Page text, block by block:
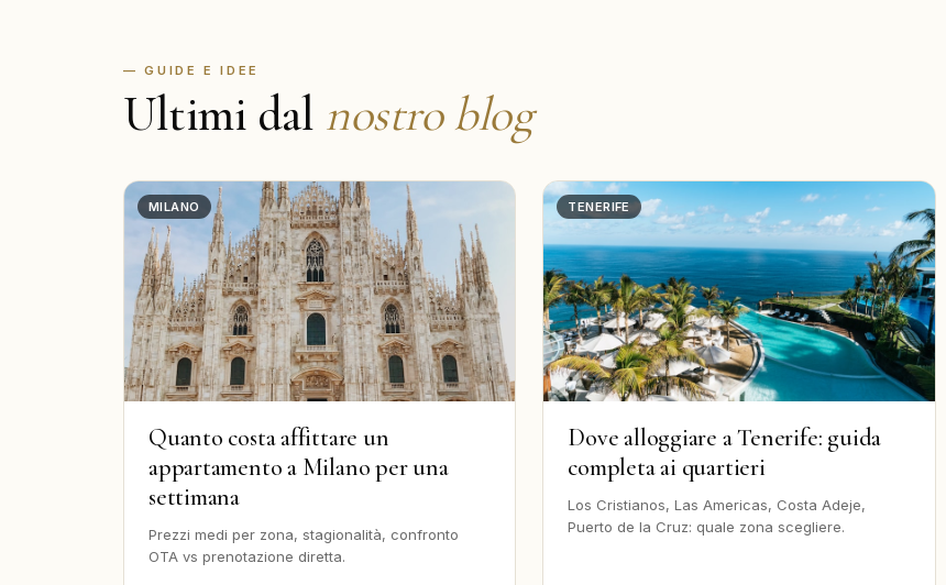
— GUIDE E IDEE
Ultimi dal nostro blog
MILANO
Quanto costa affittare un
appartamento a Milano per una
settimana
Prezzi medi per zona, stagionalità, confronto
OTA vs prenotazione diretta.
TENERIFE
Dove alloggiare a Tenerife: guida
completa ai quartieri
Los Cristianos, Las Americas, Costa Adeje,
Puerto de la Cruz: quale zona scegliere.